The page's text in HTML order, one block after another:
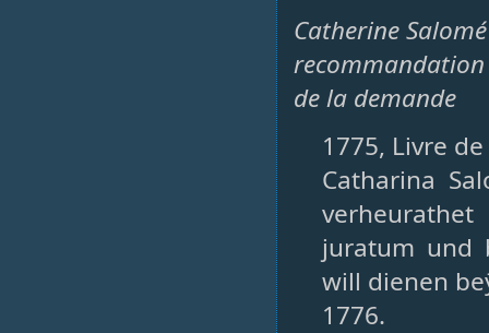
Catherine
de la demande
1775, Livre
Catharina
juratum und
will dienen
1776.